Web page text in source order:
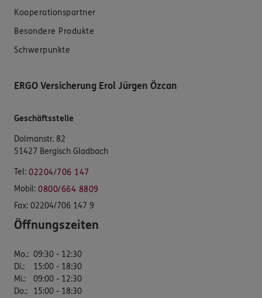
Kooperationspartner
Besondere Produkte
Schwerpunkte
ERGO Versicherung Erol Jürgen Özcan
Geschäftsstelle
Dolmanstr. 82
51427 Bergisch Gladbach
Tel: 02204/706 147
Mobil: 0800/664 8809
Fax: 02204/706 147 9
Öffnungszeiten
Mo.: 09:30 - 12:30
Di.:
15:00 - 18:30
Mi.:
09:00 - 12:30
Do.:
15:00 - 18:30